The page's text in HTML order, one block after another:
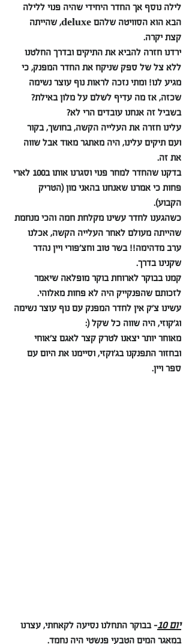
לילה נוסף אך החדר היחידי שהיה פנוי ללילה
הבא הוא הסוויטה שלהם deluxe, שהייתה
קצת יקרה.
ירדנו חזרה להביא את התיקים ובדרך החלטנו
ללא צל של ספק שניקח את החדר המפנק, כי
מגיע לנו! ומתי נזכה לראות נוף עוצר נשימה
שכזה, אז מה עדיף לשלם על מלון באילת?
בשביל זה אנחנו עובדים הרי לא?
עלינו חזרה את העלייה הקשה, בחושך, בקור
ועם תיקים עלינו, היה מאתגר מאוד אבל שווה
את זה.
בדקנו שהחדר למחר פנוי וסגרנו אותו ב100 לארי
פחות כי אמרנו שאנחנו בהאני מון (הטריק
הקבוע).
כשהגענו לחדר עשינו מקלחת חמה והכי מנחמת
שהייתה מעולם לאחר העלייה הקשה, אכלנו
ערב מדהימה!! בשר טוב וחצ׳פורי ויין נהדר
שקנינו בדרך.
קמנו בבוקר לארוחת בוקר מופלאה שיאמר
לזכותם שהפנקייק היה לא פחות מאלוהי.
עשינו צ׳ק אין לחדר המפנק עם נוף עוצר נשימה
וג׳קוזי, היה שווה כל שקל (:
מאוחר יותר יצאנו לטרק קצר לאגם צ׳אוחי
ובחזור התפנקנו בג׳וקזי, וסיימנו את היום עם
ספר ויין.
יום 10
- בבוקר התחלנו נסיעה לקאחתי, עצרנו
במאגר המים הטבעי פנשטי היה נחמד.